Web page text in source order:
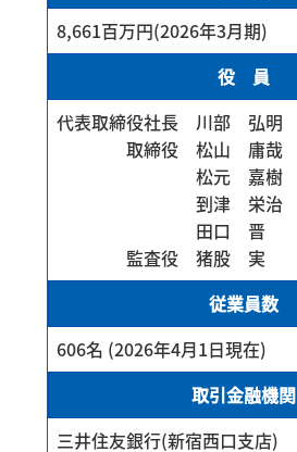
8,661百万円(2026年3月期)
役 員
代表取締役社長 川部 弘明
取締役 松山 庸哉
松元 嘉樹
到津 栄治
田口 晋
監査役 猪股 実
従業員数
606名 (2026年4月1日現在)
取引金融機関
三井住友銀行(新宿西口支店)